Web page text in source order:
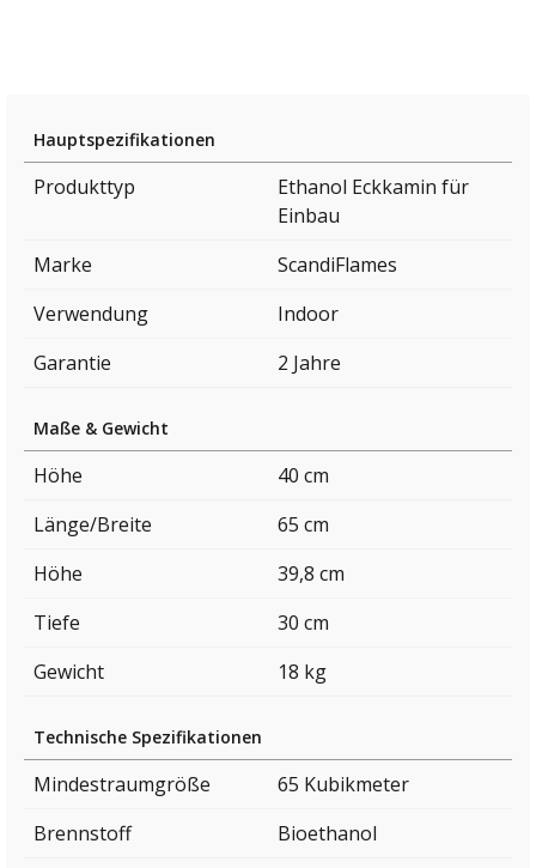
Hauptspezifikationen
Produkttyp
Ethanol Eckkamin für
Einbau
Marke
ScandiFlames
Verwendung
Indoor
Garantie
2 Jahre
Maße & Gewicht
Höhe
40 cm
Länge/Breite
65 cm
Höhe
39,8 cm
Tiefe
30 cm
Gewicht
18 kg
Technische Spezifikationen
Mindestraumgröße
65 Kubikmeter
Brennstoff
Bioethanol